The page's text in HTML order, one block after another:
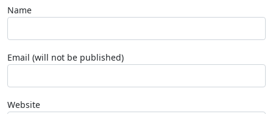
Name
Email (will not be published)
Website